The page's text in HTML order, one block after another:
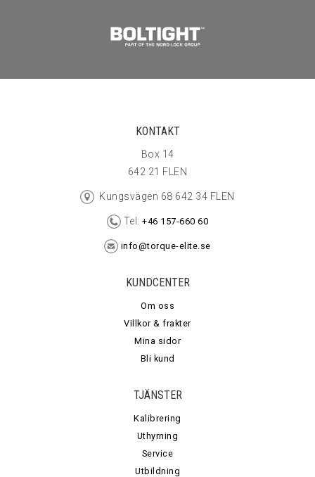
KONTAKT
Box 14
642 21 FLEN
Kungsvägen 68 642 34 FLEN
Tel: +46 157-660 60
info@torque-elite.se
KUNDCENTER
Om oss
Villkor & frakter
Mina sidor
Bli kund
TJÄNSTER
Kalibrering
Uthyrning
Service
Utbildning